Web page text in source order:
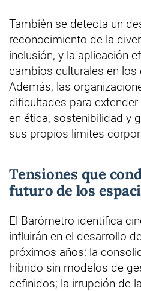
También se detecta un
reconocimiento de la
inclusión, y la aplicación
cambios culturales en los
Además, las
dificultades para
en ética, sostenibilidad y
sus propios límites
Tensiones que
futuro de los
El Barómetro identifica
influirán en el desarrollo
próximos años: la
híbrido sin modelos de
definidos; la irrupción de